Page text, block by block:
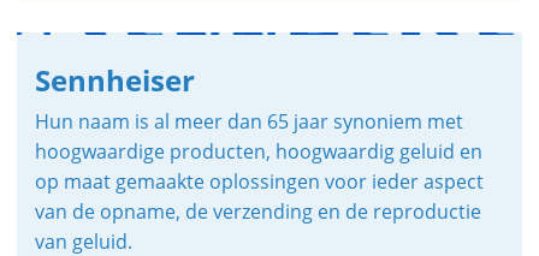
Sennheiser
Hun naam is al meer dan 65 jaar synoniem met
hoogwaardige producten, hoogwaardig geluid en
op maat gemaakte oplossingen voor ieder aspect
van de opname, de verzending en de reproductie
van geluid.